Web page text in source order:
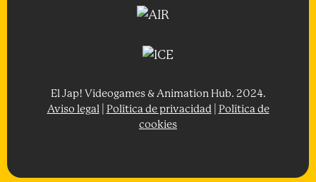
El Jap! Videogames & Animation Hub. 2024.
Aviso legal| Política de privacidad| Política de
cookies